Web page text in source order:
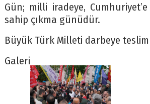
Gün; milli iradeye,
sahip çıkma günüdür.
Büyük Türk Milleti darbeye
Galeri